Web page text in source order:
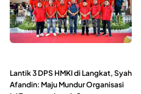
Lantik 3 DPS HMKI di Langkat, Syah
Afandin: Maju Mundur Organisasi